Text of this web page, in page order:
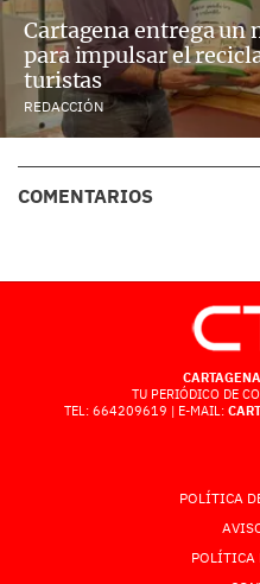
Cartagena entrega
para impulsar el
turistas
REDACCIÓN
COMENTARIOS
TU PERIÓDICO DE
TEL: 664209619 | E-MAIL:
POLÍTICA
POLÍTICA